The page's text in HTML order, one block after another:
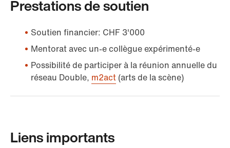
Prestations de soutien
Soutien financier: CHF 3'000
Mentorat avec un-e collègue expérimenté-e
Possibilité de participer à la réunion annuelle du
réseau Double, m2act (arts de la scène)
Liens importants